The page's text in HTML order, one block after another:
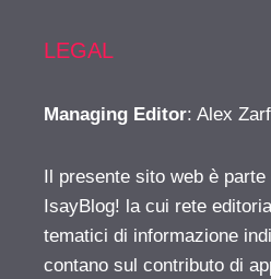
LEGAL
Managing Editor: Alex
Il presente sito web è
IsayBlog! la cui rete
tematici di informazione
contano sul contributo di